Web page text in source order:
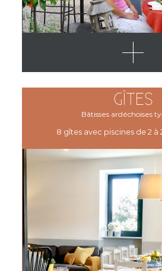
GÎTES
Bâtisses ardéchoises
8 gîtes avec piscines de 2 à